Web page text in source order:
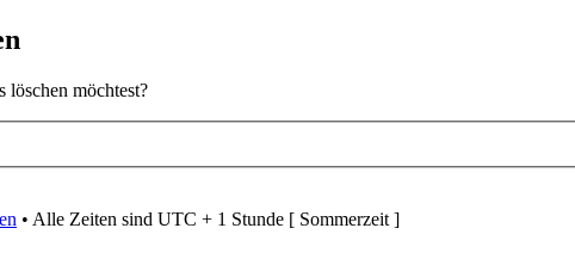
löschen möchtest?
• Alle Zeiten sind UTC + 1 Stunde [ Sommerzeit ]